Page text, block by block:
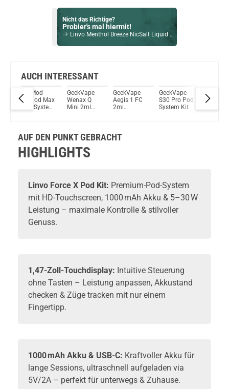
Nicht das Richtige?
Probier's mal hiermit!
Linvo Menthol Breeze NicSalt Liquid 10ml / 10mg
HorizonTech Magico 6,5ml 1370mAh Pod System Kit Schwarz
Du willst Kröten sparen?
Schau mal hier!
Ijoy Luna 1,4ml 350mAh Pod System Kit Rot
AUCH INTERESSANT
DotMod
dotPod Max
Pod System
GeekVape
Wenax Q
Mini 2ml
GeekVape
Aegis 1 FC
2ml
GeekVape
S30 Pro Pod
System Kit
WYE
AUF DEN PUNKT GEBRACHT
HIGHLIGHTS
Linvo Force X Pod Kit: Premium-Pod-System
mit HD-Touchscreen, 1000 mAh Akku & 5–30 W
Leistung – maximale Kontrolle & stilvoller
Genuss.
1,47-Zoll-Touchdisplay: Intuitive Steuerung
ohne Tasten – Leistung anpassen, Akkustand
checken & Züge tracken mit nur einem
Fingertipp.
1000 mAh Akku & USB-C: Kraftvoller Akku für
lange Sessions, ultraschnell aufgeladen via
5V/2A – perfekt für unterwegs & Zuhause.